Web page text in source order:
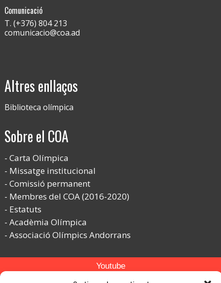
Comunicació
T. (+376) 804 213
comunicacio@coa.ad
Altres enllaços
Biblioteca olímpica
Sobre el COA
Carta Olímpica
Missatge institucional
Comissió permanent
Membres del COA (2016-2020)
Estatuts
Acadèmia Olímpica
Associació Olímpics Andorrans
Youtube